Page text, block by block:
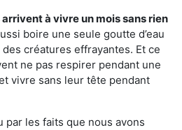
à vivre un mois sans rien
boire une seule goutte d’eau
créatures effrayantes. Et ce
ne pas respirer pendant une
vivre sans leur tête pendant
par les faits que nous avons